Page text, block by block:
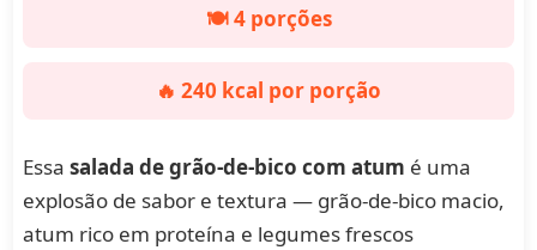
🍽️ 4 porções
🔥 240 kcal por porção
Essasalada de grão-de-bico com atum é uma
explosão de sabor e textura — grão-de-bico macio,
atum rico em proteína e legumes frescos